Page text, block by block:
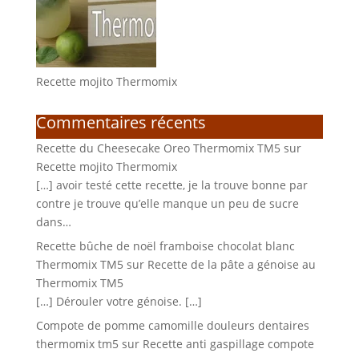
Recette mojito Thermomix
Commentaires récents
Recette du Cheesecake Oreo Thermomix TM5 sur
Recette mojito Thermomix
[…] avoir testé cette recette, je la trouve bonne par
contre je trouve qu’elle manque un peu de sucre
dans…
Recette bûche de noël framboise chocolat blanc
Thermomix TM5 sur Recette de la pâte a génoise au
Thermomix TM5
[…] Dérouler votre génoise. […]
Compote de pomme camomille douleurs dentaires
thermomix tm5 sur Recette anti gaspillage compote